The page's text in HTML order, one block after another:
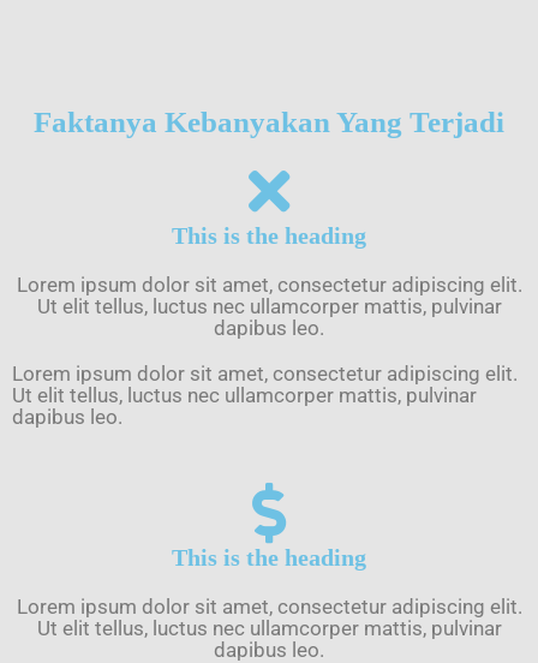
Faktanya Kebanyakan Yang Terjadi
This is the heading
Lorem ipsum dolor sit amet, consectetur adipiscing elit.
Ut elit tellus, luctus nec ullamcorper mattis, pulvinar
dapibus leo.
Lorem ipsum dolor sit amet, consectetur adipiscing elit.
Ut elit tellus, luctus nec ullamcorper mattis, pulvinar
dapibus leo.
This is the heading
Lorem ipsum dolor sit amet, consectetur adipiscing elit.
Ut elit tellus, luctus nec ullamcorper mattis, pulvinar
dapibus leo.